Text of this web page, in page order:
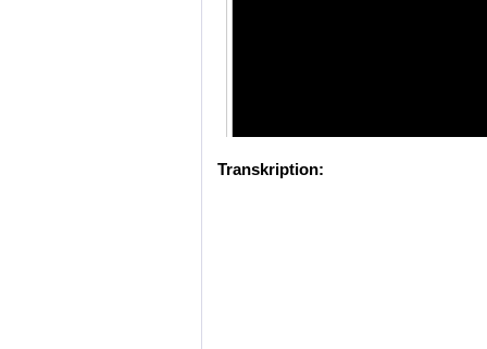
Transkription: